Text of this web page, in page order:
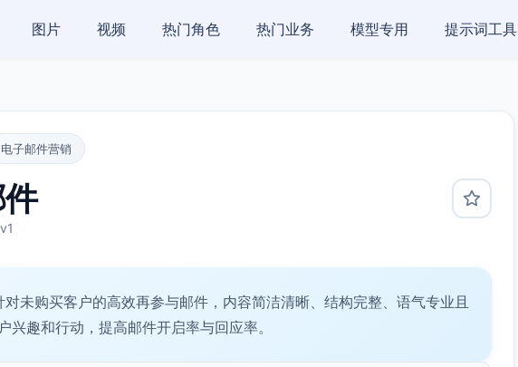
图片 视频 热门角色 热门业务 模型专用 提示词工具
电子邮件营销
v1
对未购买客户的高效再参与邮件，内容简洁清晰、结构完整、语气专业且
兴趣和行动，提高邮件开启率与回应率。